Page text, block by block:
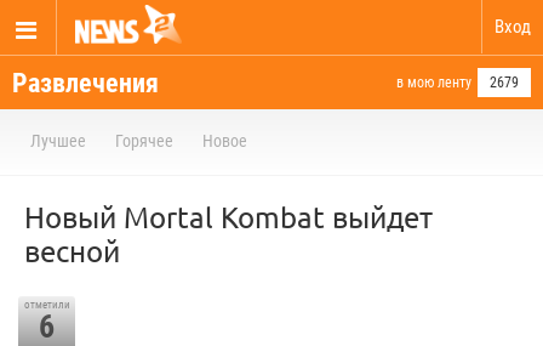
Вход
Развлечения в мою ленту 2679
Лучшее Горячее Новое
Новый Mortal Kombat выйдет
весной
отметили
6